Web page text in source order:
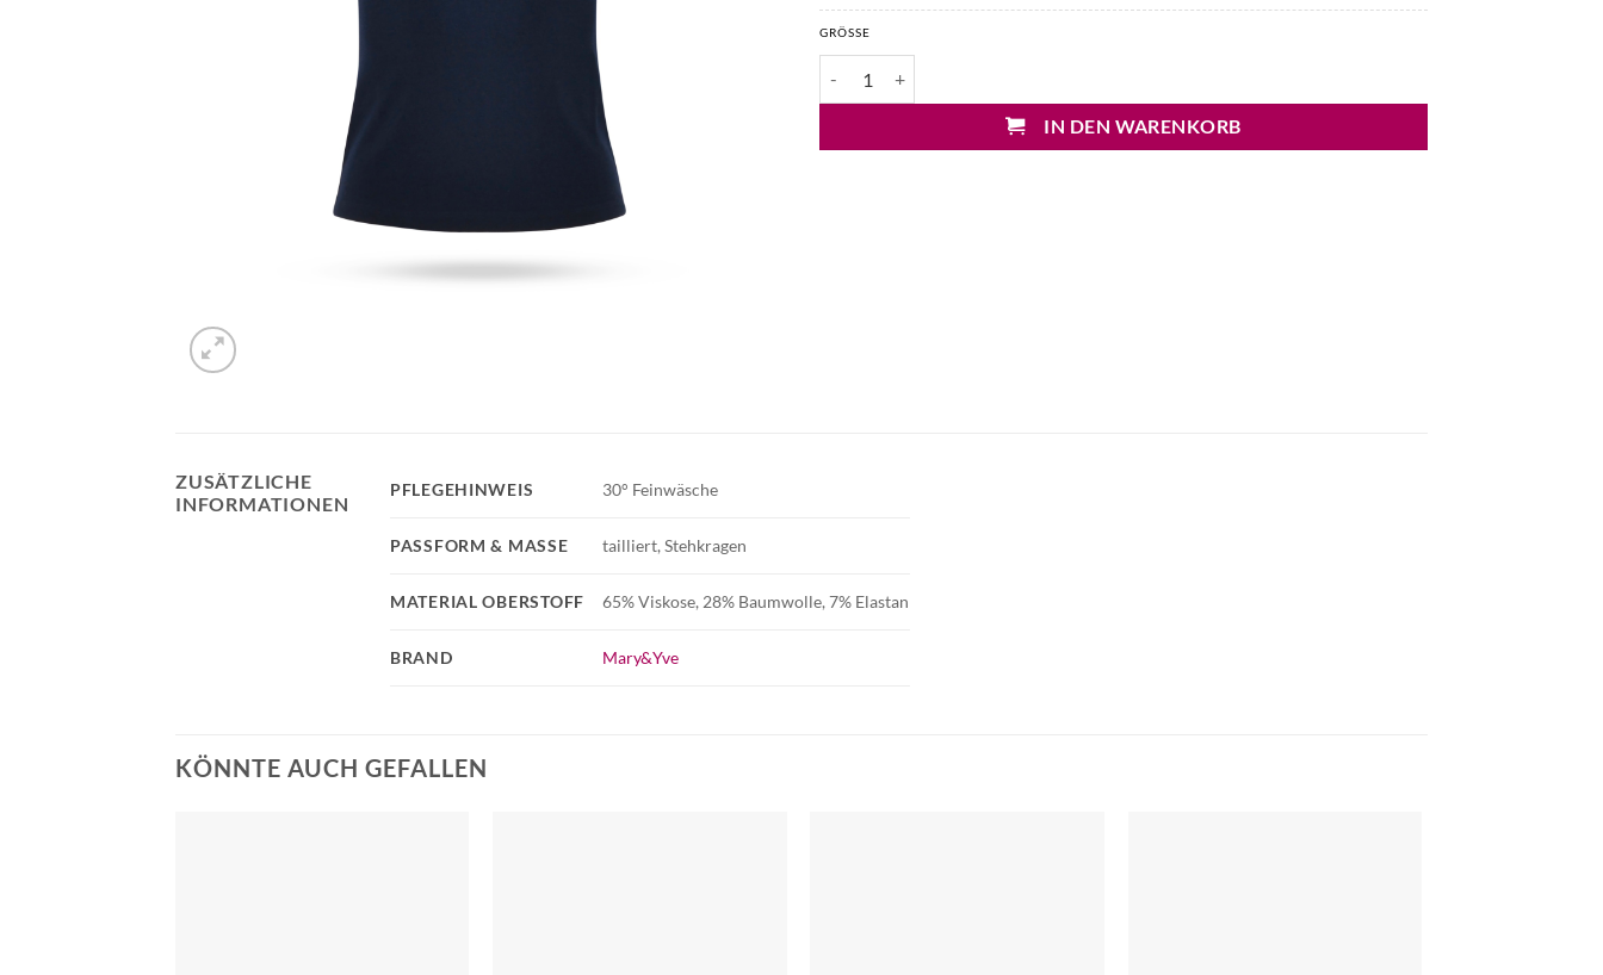
GRÖSSE
IN DEN WARENKORB
ZUSÄTZLICHE
INFORMATIONEN
BRAND Mary&Yve
PFLEGEHINWEIS 30° Feinwäsche
PASSFORM & MASSE tailliert, Stehkragen
MATERIAL OBERSTOFF 65% Viskose, 28% Baumwolle, 7% Elastan
KÖNNTE AUCH GEFALLEN